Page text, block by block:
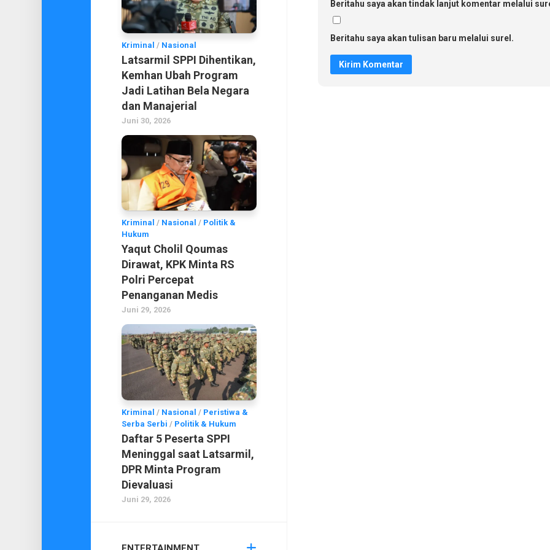
Beritahu saya akan tindak lanjut komentar melalui
Beritahu saya akan tulisan baru melalui surel.
Kriminal / Nasional
Latsarmil SPPI Dihentikan,
Kemhan Ubah Program
Jadi Latihan Bela Negara
dan Manajerial
Juni 30, 2026
Kriminal / Nasional / Politik &
Hukum
Yaqut Cholil Qoumas
Dirawat, KPK Minta RS
Polri Percepat
Penanganan Medis
Juni 29, 2026
Kriminal / Nasional / Peristiwa &
Serba Serbi / Politik & Hukum
Daftar 5 Peserta SPPI
Meninggal saat Latsarmil,
DPR Minta Program
Dievaluasi
Juni 29, 2026